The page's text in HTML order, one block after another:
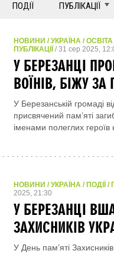
ПОДІЇ ПУБЛІКАЦІЇ
НОВИНИ / УКРАЇНА /
ПУБЛІКАЦІЇ
/ 31 сер 2025,
У БЕРЕЗАНЦІ
ВОЇНІВ, БІЖУ ЗА
У Березанській громаді
присвячений пам’яті
іменами полеглих героїв
НОВИНИ / УКРАЇНА / ПОДІЇ /
2025, 21:30
У БЕРЕЗАНЦІ
ЗАХИСНИКІВ
У День пам’яті